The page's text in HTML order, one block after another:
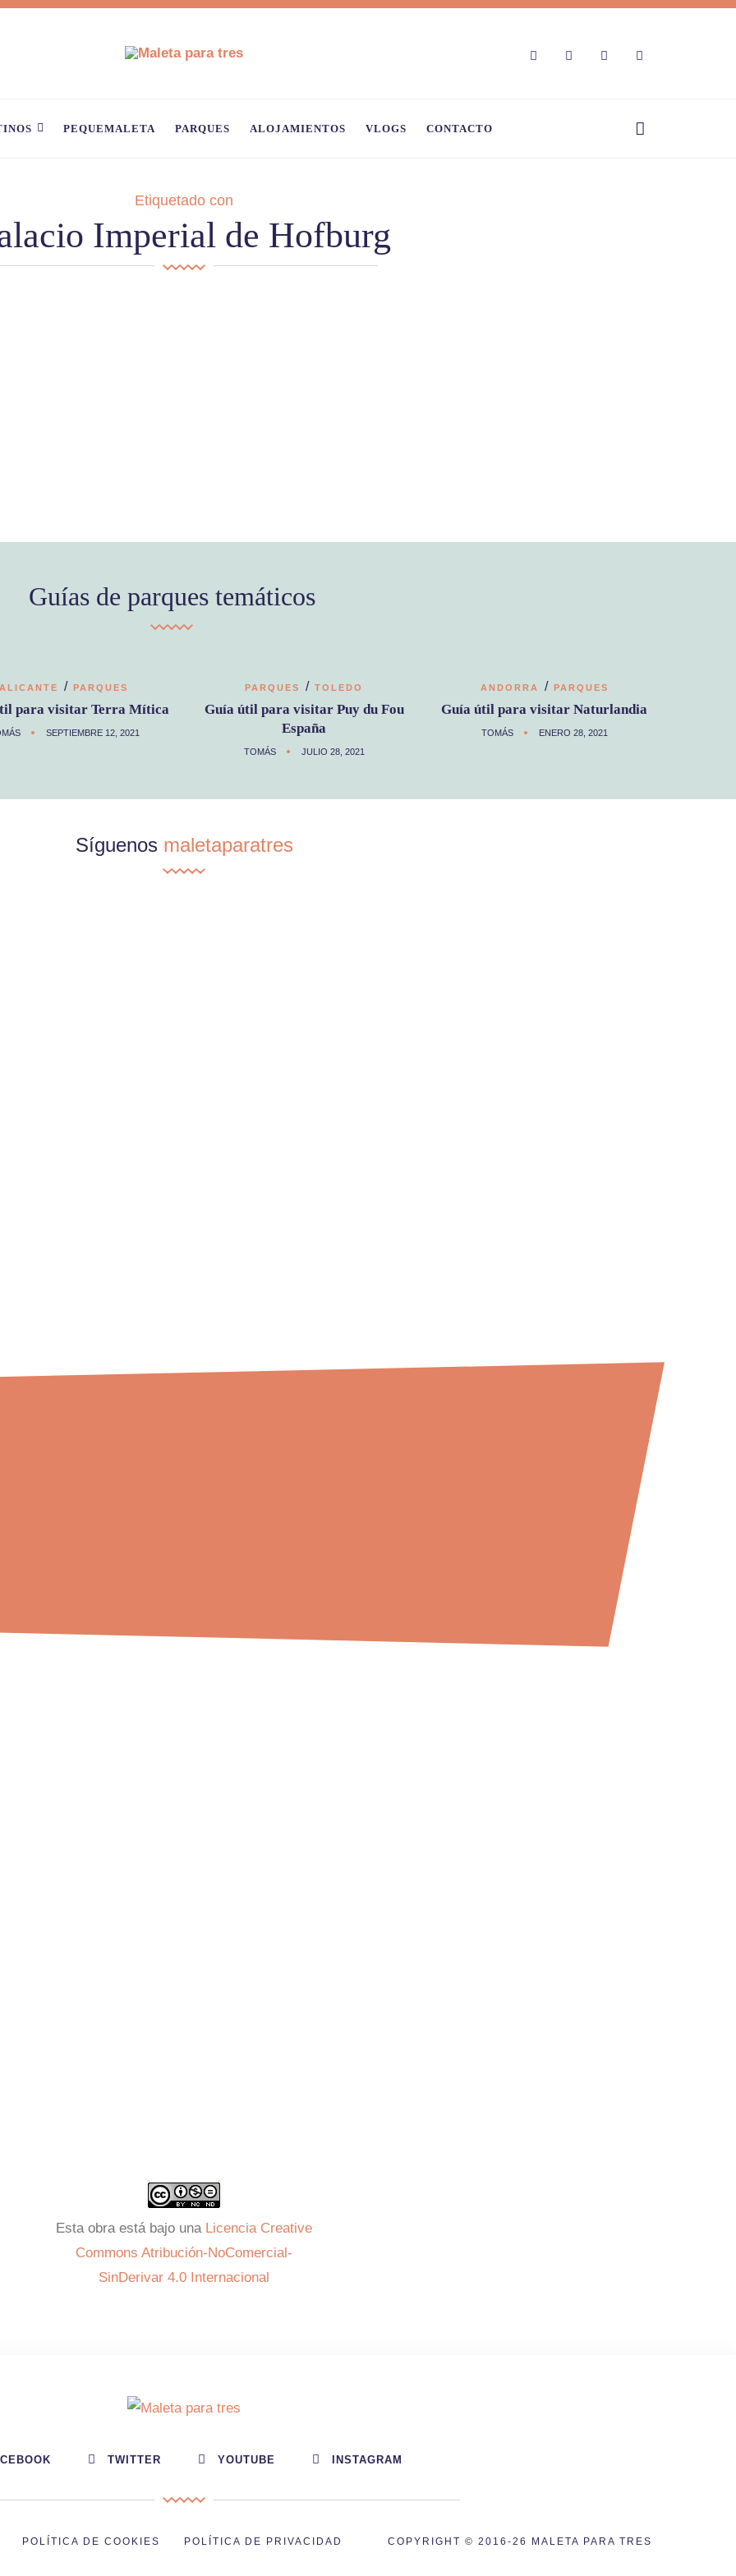
PEQUEMALETA PARQUES ALOJAMIENTOS VLOGS CONTACTO
Etiquetado con
Imperial de Hofburg
Guías de parques temáticos
ALICANTE / PARQUES
para visitar Terra Mítica
SEPTIEMBRE 12, 2021
PARQUES / TOLEDO
Guía útil para visitar Puy du Fou
España
TOMÁS JULIO 28, 2021
ANDORRA / PARQUES
Guía útil para visitar Naturlandia
TOMÁS ENERO 28, 2021
Síguenos maletaparatres
Esta obra está bajo una Licencia Creative
Commons Atribución-NoComercial-
SinDerivar 4.0 Internacional
TWITTER YOUTUBE INSTAGRAM
POLÍTICA DE COOKIES POLÍTICA DE PRIVACIDAD COPYRIGHT © 2016-26 MALETA PARA TRES